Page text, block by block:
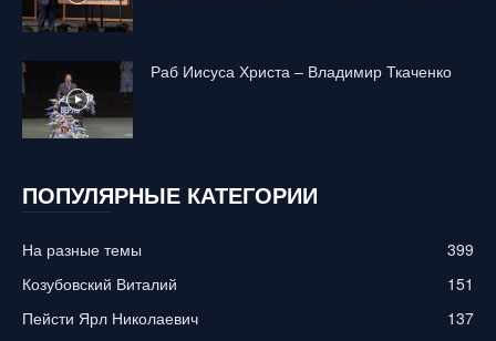
Раб Иисуса Христа – Владимир Ткаченко
ПОПУЛЯРНЫЕ КАТЕГОРИИ
На разные темы
399
Козубовский Виталий
151
Пейсти Ярл Николаевич
137